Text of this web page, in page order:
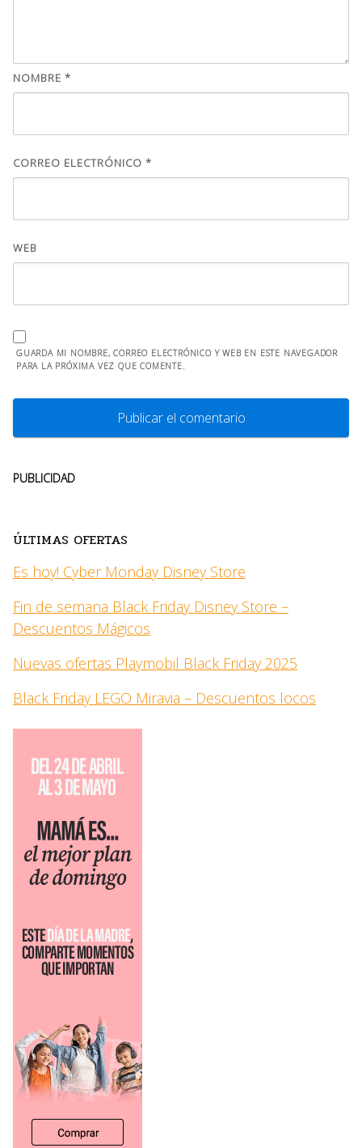
NOMBRE *
CORREO ELECTRÓNICO *
WEB
GUARDA MI NOMBRE, CORREO ELECTRÓNICO Y WEB EN ESTE NAVEGADOR
PARA LA PRÓXIMA VEZ QUE COMENTE.
PUBLICIDAD
ÚLTIMAS OFERTAS
Es hoy! Cyber Monday Disney Store
Fin de semana Black Friday Disney Store –
Descuentos Mágicos
Nuevas ofertas Playmobil Black Friday 2025
Black Friday LEGO Miravia – Descuentos locos